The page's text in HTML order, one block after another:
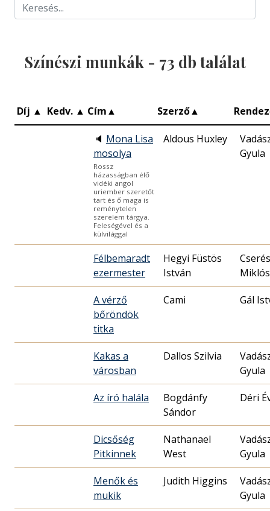
Színészi munkák - 73 db találat
Díj ▲ Kedv. ▲ Cím▲ Szerző▲
🔈 Mona Lisa
mosolya
Rossz
házasságban élő
vidéki angol
uriember szeretőt
tart és ő maga is
reménytelen
szerelem tárgya.
Feleségével és a
külvilággal
Aldous Huxley
Gyula
Félbemaradt
ezermester
Hegyi Füstös
István
Cserés
A vérző
bőröndök
titka
Cami Gál
Kakas a
városban
Dallos Szilvia
Gyula
Az író halála
Bogdánfy
Sándor
Déri
Dicsőség
Pitkinnek
Nathanael
West
Gyula
Menők és
mukik
Judith Higgins
Gyula